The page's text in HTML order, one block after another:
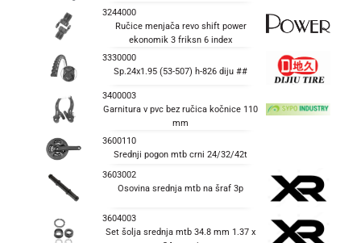
3244000
Ručice menjača revo shift power
ekonomik 3 friksn 6 index
3330000
Sp.24x1.95 (53-507) h-826 diju ##
3400003
Garnitura v pvc bez ručica kočnice 110
mm
3600110
Srednji pogon mtb crni 24/32/42t
3603002
Osovina srednja mtb na šraf 3p
3604003
Set šolja srednja mtb 34.8 mm 1.37 x